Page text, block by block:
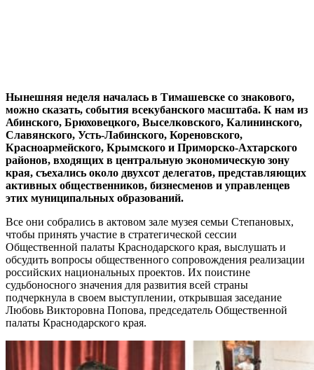
Нынешняя неделя началась в Тимашевске со знакового,
можно сказать, события всекубанского масштаба. К нам из
Абинского, Брюховецкого, Выселковского, Калининского,
Славянского, Усть-Лабинского, Кореновского,
Красноармейского, Крымского и Приморско-Ахтарского
районов, входящих в центральную экономическую зону
края, съехались около двухсот делегатов, представляющих
активных общественников, бизнесменов и управленцев
этих муниципальных образований.
Все они собрались в актовом зале музея семьи Степановых,
чтобы принять участие в стратегической сессии
Общественной палаты Краснодарского края, выслушать и
обсудить вопросы общественного сопровождения реализации
российских национальных проектов. Их поистине
судьбоносного значения для развития всей страны
подчеркнула в своем выступлении, открывшая заседание
Любовь Викторовна Попова, председатель Общественной
палаты Краснодарского края.